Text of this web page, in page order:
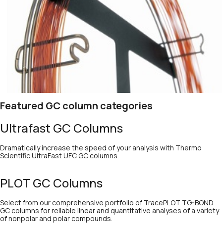
Featured GC column categories
Ultrafast GC Columns
Dramatically increase the speed of your analysis with Thermo
Scientific UltraFast UFC GC columns.
PLOT GC Columns
Select from our comprehensive portfolio of TracePLOT TG-BOND
GC columns for reliable linear and quantitative analyses of a variety
of nonpolar and polar compounds.